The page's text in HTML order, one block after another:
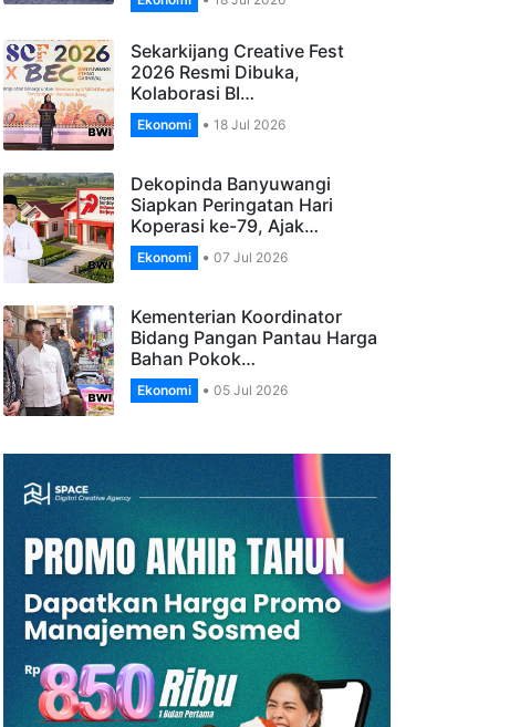
Banyuwangi, Apresiasi
Ekonomi 18 Jul 2026
Sekarkijang Creative Fest
2026 Resmi Dibuka,
Ekonomi 18 Jul 2026
Dekopinda Banyuwangi
Siapkan Peringatan Hari
Ekonomi 07 Jul 2026
Kementerian Koordinator
Bidang Pangan Pantau Harga
Ekonomi 05 Jul 2026